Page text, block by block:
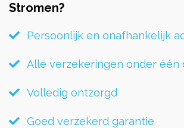
Stromen?
Persoonlijk en onafhankelijk
Alle verzekeringen onder één
Volledig ontzorgd
Goed verzekerd garantie